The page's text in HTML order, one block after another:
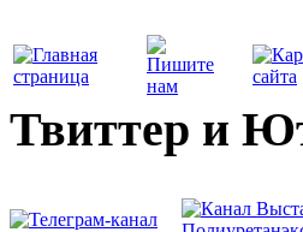
Твиттер и